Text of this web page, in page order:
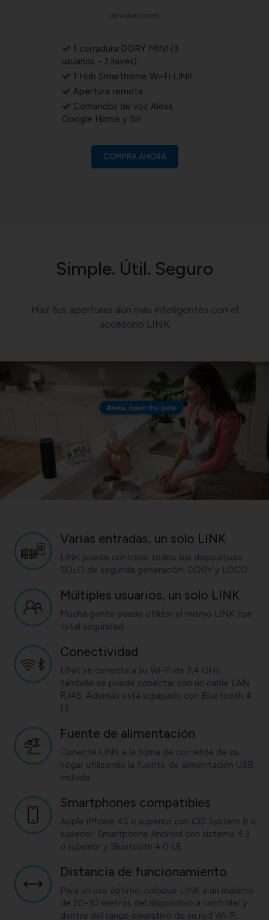
devoluciones
1 cerradura DORY MINI (3
usuarios - 3 llaves)
1 Hub Smarthome Wi-Fi LINK
Apertura remota
Comandos de voz Alexa,
Google Home y Siri
COMPRA AHORA
Simple. Útil. Seguro
Haz tus aperturas aún más inteligentes con el
accesorio LINK
Varias entradas, un solo LINK
LINK puede controlar todos sus dispositivos
SOLO de segunda generación, DORY y LOCO.
Múltiples usuarios, un solo LINK
Mucha gente puede utilizar el mismo LINK con
total seguridad.
Conectividad
LINK se conecta a su Wi-Fi de 2,4 GHz,
también se puede conectar con un cable LAN
RJ45. Además está equipado con Bluetooth 4
LE.
Fuente de alimentación
Conecte LINK a la toma de corriente de su
hogar utilizando la fuente de alimentación USB
incluida.
Smartphones compatibles
Apple iPhone 4S o superior con iOS System 8 o
superior. Smartphone Android con sistema 4.3
o superior y Bluetooth 4.0 LE.
Distancia de funcionamiento
Para un uso óptimo, coloque LINK a un máximo
de 20-30 metros del dispositivo a controlar y
dentro del rango operativo de su red Wi-Fi.